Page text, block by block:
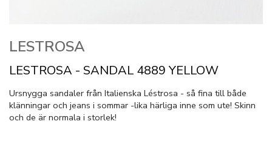
LESTROSA
LESTROSA - SANDAL 4889 YELLOW
Ursnygga sandaler från Italienska Léstrosa - så fina till både
klänningar och jeans i sommar -lika härliga inne som ute! Skinn
och de är normala i storlek!